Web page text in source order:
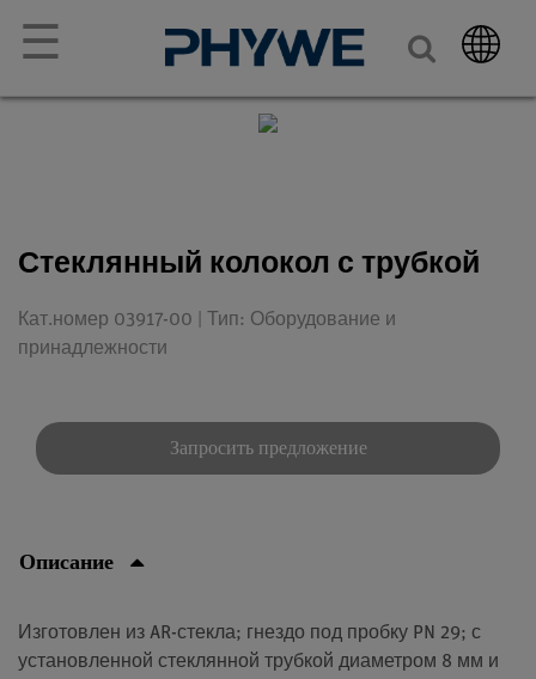
☰
Стеклянный колокол с трубкой
Кат.номер 03917-00 | Тип: Оборудование и
принадлежности
Запросить предложение
Описание
Изготовлен из AR-стекла; гнездо под пробку PN 29; с
установленной стеклянной трубкой диаметром 8 мм и